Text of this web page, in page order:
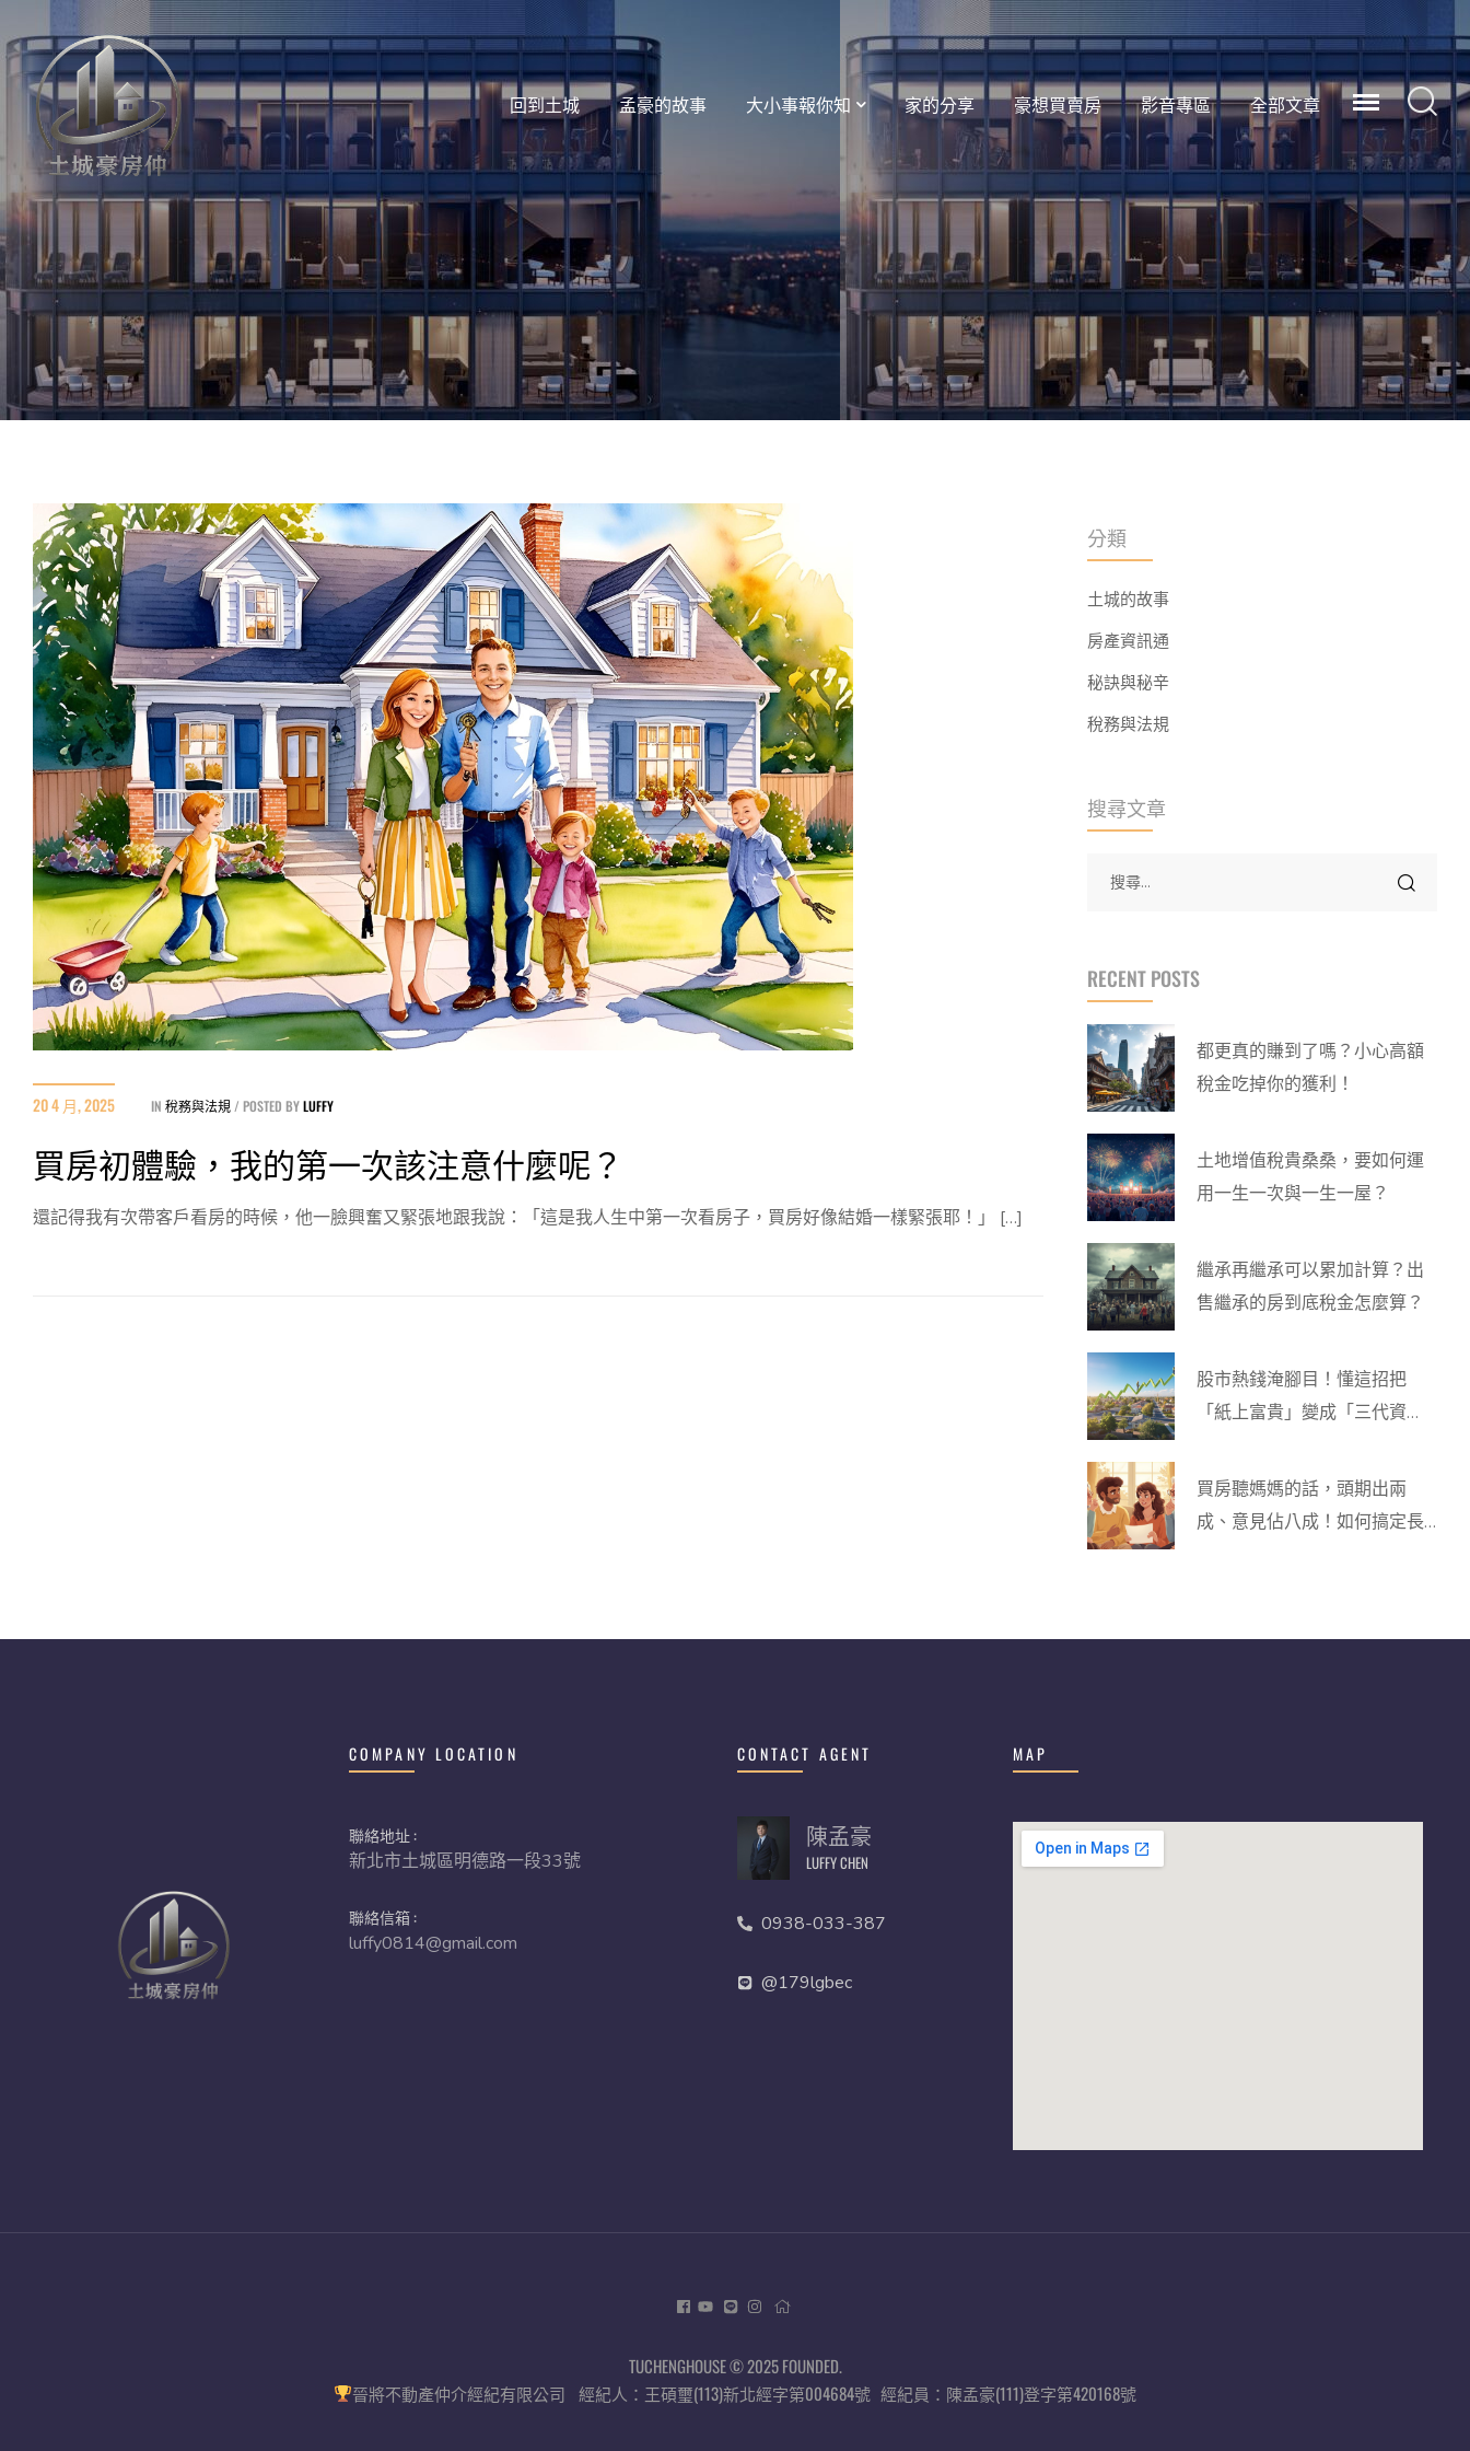
回到土城 孟豪的故事 大小事報你知 家的分享 豪想買賣房 影音專區 全部文章
20 4 月, 2025 IN 稅務與法規 POSTED BYLUFFY
買房初體驗，我的第一次該注意什麼呢？
還記得我有次帶客戶看房的時候，他一臉興奮又緊張地跟我說：「這是我人生中第一次看房子，買房好像結婚一樣緊張耶！」 […]
分類
土城的故事
房產資訊通
秘訣與秘辛
稅務與法規
搜尋文章
RECENT POSTS
都更真的賺到了嗎？小心高額
稅金吃掉你的獲利！
土地增值稅貴桑桑，要如何運
用一生一次與一生一屋？
繼承再繼承可以累加計算？出
售繼承的房到底稅金怎麼算？
股市熱錢淹腳目！懂這招把
「紙上富貴」變成「三代資
買房聽媽媽的話，頭期出兩
成、意見佔八成！如何搞定長
COMPANY LOCATION
聯絡地址 :
新北市土城區明德路一段33號
聯絡信箱 :
luffy0814@gmail.com
CONTACT AGENT
陳孟豪
LUFFY CHEN
0938-033-387
@179lgbec
MAP
TUCHENGHOUSE © 2025 FOUNDED.
晉將不動產仲介經紀有限公司 經紀人：王碩璽(113)新北經字第004684號經紀員：陳孟豪(111)登字第420168號